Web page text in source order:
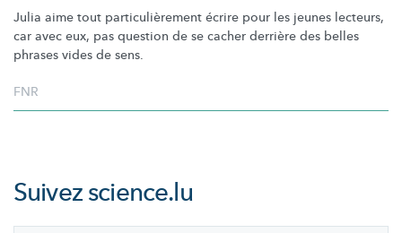
Julia aime tout particulièrement écrire pour les jeunes lecteurs,
car avec eux, pas question de se cacher derrière des belles
phrases vides de sens.
FNR
Suivezscience.lu